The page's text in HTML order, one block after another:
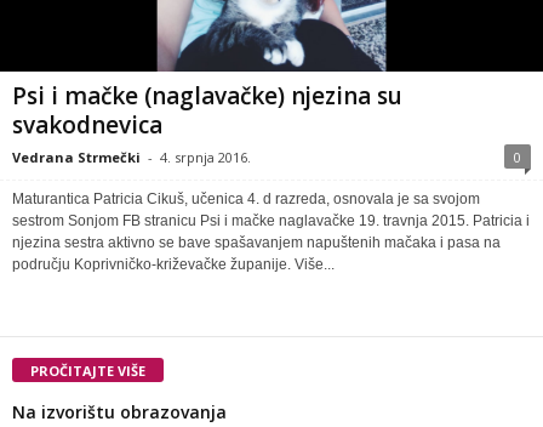
Psi i mačke (naglavačke) njezina su
svakodnevica
Vedrana Strmečki - 4. srpnja 2016. 0
Maturantica Patricia Cikuš, učenica 4. d razreda, osnovala je sa svojom
sestrom Sonjom FB stranicu Psi i mačke naglavačke 19. travnja 2015. Patricia i
njezina sestra aktivno se bave spašavanjem napuštenih mačaka i pasa na
području Koprivničko-križevačke županije. Više...
PROČITAJTE VIŠE
Na izvorištu obrazovanja